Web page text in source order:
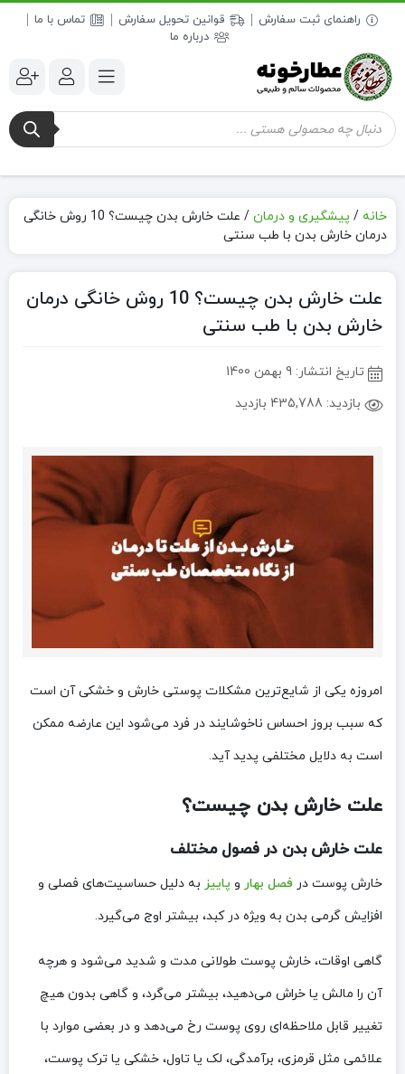
راهنمای ثبت سفارش قوانین تحویل سفارش
تماس با ما
درباره ما
جستجوی
محصولات
خانه / پیشگیری و درمان /
علت خارش بدن چیست؟ 10 روش خانگی
درمان خارش بدن با طب سنتی
علت خارش بدن چیست؟ 10 روش خانگی درمان
خارش بدن با طب سنتی
تاریخ انتشار: 9 بهمن 1400
بازدید: 435,788 بازدید
امروزه یکی از شایع‌ترین مشکلات پوستی خارش و خشکی آن است
که سبب بروز احساس ناخوشایند در فرد می‌شود این عارضه ممکن
است به دلایل مختلفی پدید آید.
علت خارش بدن چیست؟
علت خارش بدن در فصول مختلف
خارش پوست در فصل بهار و پاییز به دلیل حساسیت‌های فصلی و
افزایش گرمی بدن به ویژه در کبد، بیشتر اوج می‌گیرد.
گاهی اوقات، خارش پوست طولانی مدت و شدید می‌شود و هرچه
آن را مالش یا خراش می‌دهید، بیشتر می‌گرد، و گاهی بدون هیچ
تغییر قابل ملاحظه‌ای روی پوست رخ می‌دهد و در بعضی موارد با
علائمی مثل قرمزی، برآمدگی، لک یا تاول، خشکی یا ترک پوست،